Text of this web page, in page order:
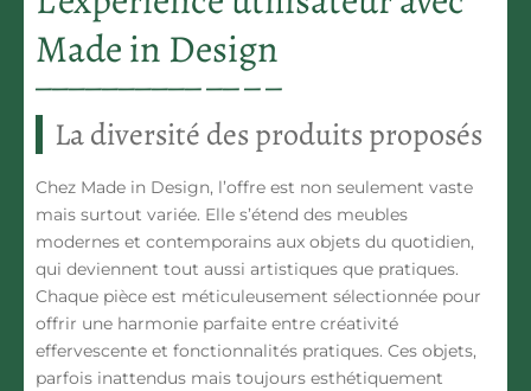
Made in Design
La diversité des produits proposés
Chez Made in Design, l’offre est non seulement vaste
mais surtout variée. Elle s’étend des meubles
modernes et contemporains aux objets du quotidien,
qui deviennent tout aussi artistiques que pratiques.
Chaque pièce est méticuleusement sélectionnée pour
offrir une harmonie parfaite entre créativité
effervescente et fonctionnalités pratiques. Ces objets,
parfois inattendus mais toujours esthétiquement